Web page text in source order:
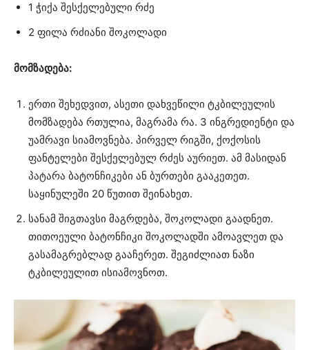
1 ჭიქა შესქელებული რძე
2 ფილა რძიანი შოკოლადი
მომზადება:
ერთი შეხედვით, ასეთი დახვეწილი ტკბილეულის
მომზადება რთულია, მაგრამა რა. 3 ინგრედიენტი და
უამრავი სიამოვნება. პირველ რიგში, ქოქოსის
ფანტელები შესქელებულ რძეს აურიეთ. ამ მასიდან
პატარა ბატონჩიკები ან ბურთები გააკეთეთ.
საყინულეში 20 წუთით შეინახეთ.
სანამ შიგთავსი მაგრდება, შოკოლადი გაადნეთ.
თითოეული ბატონჩიკი შოკოლადში ამოავლეთ და
გასამაგრებლად გააჩერეთ. შეგიძლიათ ნაზი
ტკბილეულით ისიამოვნოთ.